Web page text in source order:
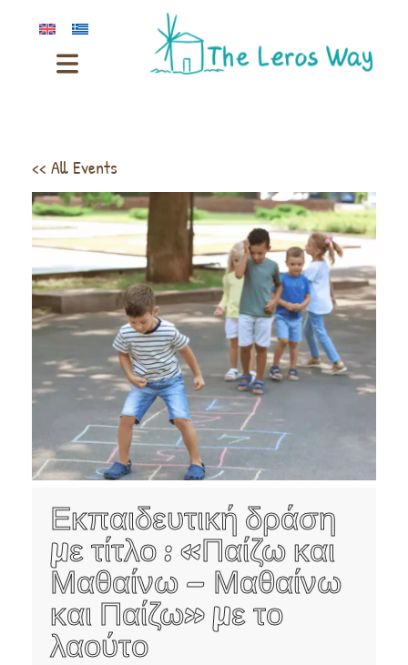
<< All Events
Εκπαιδευτική δράση
με τίτλο : «Παίζω και
Μαθαίνω – Μαθαίνω
και Παίζω» με το
λαούτο